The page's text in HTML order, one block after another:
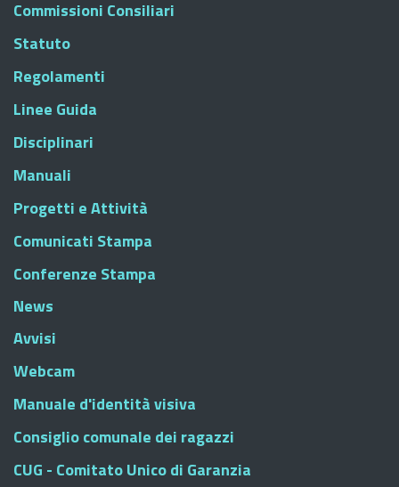
Commissioni Consiliari
Statuto
Regolamenti
Linee Guida
Disciplinari
Manuali
Progetti e Attività
Comunicati Stampa
Conferenze Stampa
News
Avvisi
Webcam
Manuale d'identità visiva
Consiglio comunale dei ragazzi
CUG - Comitato Unico di Garanzia